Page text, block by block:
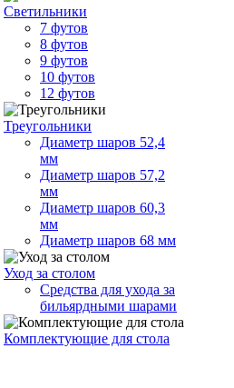
Светильники
7 футов
8 футов
9 футов
10 футов
12 футов
Треугольники
Диаметр шаров 52,4
мм
Диаметр шаров 57,2
мм
Диаметр шаров 60,3
мм
Диаметр шаров 68 мм
Уход за столом
Средства для ухода за
бильярдными шарами
Комплектующие для стола